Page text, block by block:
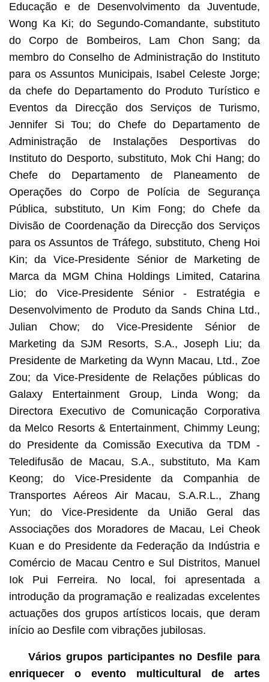
Educação e de Desenvolvimento da Juventude,
Wong Ka Ki; do Segundo-Comandante, substituto
do Corpo de Bombeiros, Lam Chon Sang; da
membro do Conselho de Administração do Instituto
para os Assuntos Municipais, Isabel Celeste Jorge;
da chefe do Departamento do Produto Turístico e
Eventos da Direcção dos Serviços de Turismo,
Jennifer Si Tou; do Chefe do Departamento de
Administração de Instalações Desportivas do
Instituto do Desporto, substituto, Mok Chi Hang; do
Chefe do Departamento de Planeamento de
Operações do Corpo de Polícia de Segurança
Pública, substituto, Un Kim Fong; do Chefe da
Divisão de Coordenação da Direcção dos Serviços
para os Assuntos de Tráfego, substituto, Cheng Hoi
Kin; da Vice-Presidente Sénior de Marketing de
Marca da MGM China Holdings Limited, Catarina
Lio; do Vice-Presidente Sénior - Estratégia e
Desenvolvimento de Produto da Sands China Ltd.,
Julian Chow; do Vice-Presidente Sénior de
Marketing da SJM Resorts, S.A., Joseph Liu; da
Presidente de Marketing da Wynn Macau, Ltd., Zoe
Zou; da Vice-Presidente de Relações públicas do
Galaxy Entertainment Group, Linda Wong; da
Directora Executivo de Comunicação Corporativa
da Melco Resorts & Entertainment, Chimmy Leung;
do Presidente da Comissão Executiva da TDM -
Teledifusão de Macau, S.A., substituto, Ma Kam
Keong; do Vice-Presidente da Companhia de
Transportes Aéreos Air Macau, S.A.R.L., Zhang
Yun; do Vice-Presidente da União Geral das
Associações dos Moradores de Macau, Lei Cheok
Kuan e do Presidente da Federação da Indústria e
Comércio de Macau Centro e Sul Distritos, Manuel
Iok Pui Ferreira. No local, foi apresentada a
introdução da programação e realizadas excelentes
actuações dos grupos artísticos locais, que deram
início ao Desfile com vibrações jubilosas.
Vários grupos participantes no Desfile para
enriquecer o evento multicultural de artes